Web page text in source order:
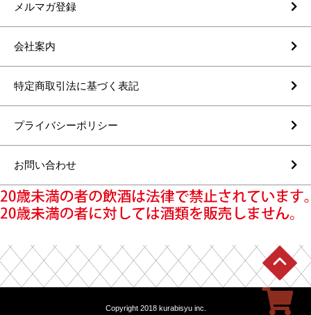
メルマガ登録
会社案内
特定商取引法に基づく表記
プライバシーポリシー
お問い合わせ
Copyright 2018 kurabisyu inc.